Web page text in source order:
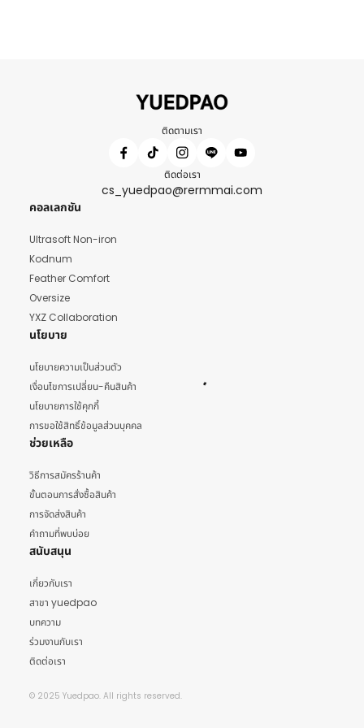
ติดตามเรา
ติดต่อเรา
cs_yuedpao@rermmai.com
คอลเลกชัน
Ultrasoft Non-iron
Kodnum
Feather Comfort
Oversize
YXZ Collaboration
นโยบาย
นโยบายความเป็นส่วนตัว
เงื่อนไขการเปลี่ยน-คืนสินค้า
นโยบายการใช้คุกกี้
การขอใช้สิทธิ์ข้อมูลส่วนบุคคล
ช่วยเหลือ
วิธีการสมัครร้านค้า
ขั้นตอนการสั่งซื้อสินค้า
การจัดส่งสินค้า
คำถามที่พบบ่อย
สนับสนุน
เกี่ยวกับเรา
สาขา yuedpao
บทความ
ร่วมงานกับเรา
ติดต่อเรา
© 2025 Yuedpao. All rights reserved.